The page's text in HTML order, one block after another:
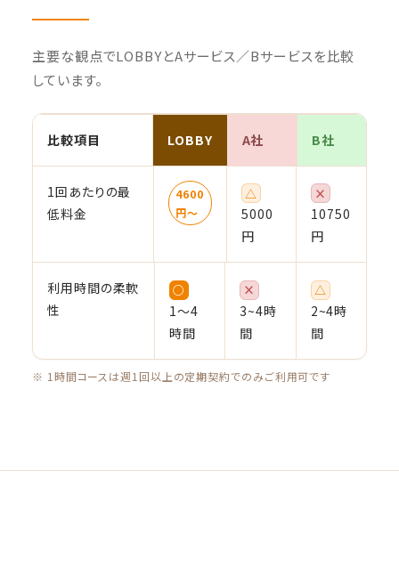
主要な観点でLOBBYとAサービス／Bサービスを比較
しています。
比較項目 LOBBY A社 B社
1回あたりの最
低料金
4600
円〜
△
5000
円
×
10750
円
利用時間の柔軟
性
○
1〜4
時間
×
3~4時
間
△
2~4時
間
※ 1時間コースは週1回以上の定期契約でのみご利用可です